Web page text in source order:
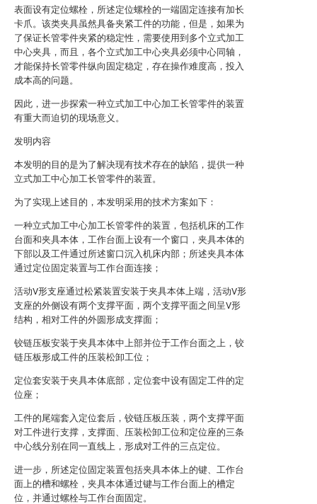
表面设有定位螺栓，所述定位螺栓的一端固定连接有加长
卡爪。该类夹具虽然具备夹紧工件的功能，但是，如果为
了保证长管零件夹紧的稳定性，需要使用到多个立式加工
中心夹具，而且，各个立式加工中心夹具必须中心同轴，
才能保持长管零件纵向固定稳定，存在操作难度高，投入
成本高的问题。
因此，进一步探索一种立式加工中心加工长管零件的装置
有重大而迫切的现场意义。
发明内容
本发明的目的是为了解决现有技术存在的缺陷，提供一种
立式加工中心加工长管零件的装置。
为了实现上述目的，本发明采用的技术方案如下：
一种立式加工中心加工长管零件的装置，包括机床的工作
台面和夹具本体，工作台面上设有一个窗口，夹具本体的
下部以及工件通过所述窗口沉入机床内部；所述夹具本体
通过定位固定装置与工作台面连接；
活动V形支座通过松紧装置安装于夹具本体上端，活动V形
支座的外侧设有两个支撑平面，两个支撑平面之间呈V形
结构，相对工件的外圆形成支撑面；
铰链压板安装于夹具本体中上部并位于工作台面之上，铰
链压板形成工件的压装松卸工位；
定位套安装于夹具本体底部，定位套中设有固定工件的定
位座；
工件的尾端套入定位套后，铰链压板压装，两个支撑平面
对工件进行支撑，支撑面、压装松卸工位和定位座的三条
中心线分别在同一直线上，形成对工件的三点定位。
进一步，所述定位固定装置包括夹具本体上的键、工作台
面上的槽和螺栓，夹具本体通过键与工作台面上的槽定
位，并通过螺栓与工作台面固定。